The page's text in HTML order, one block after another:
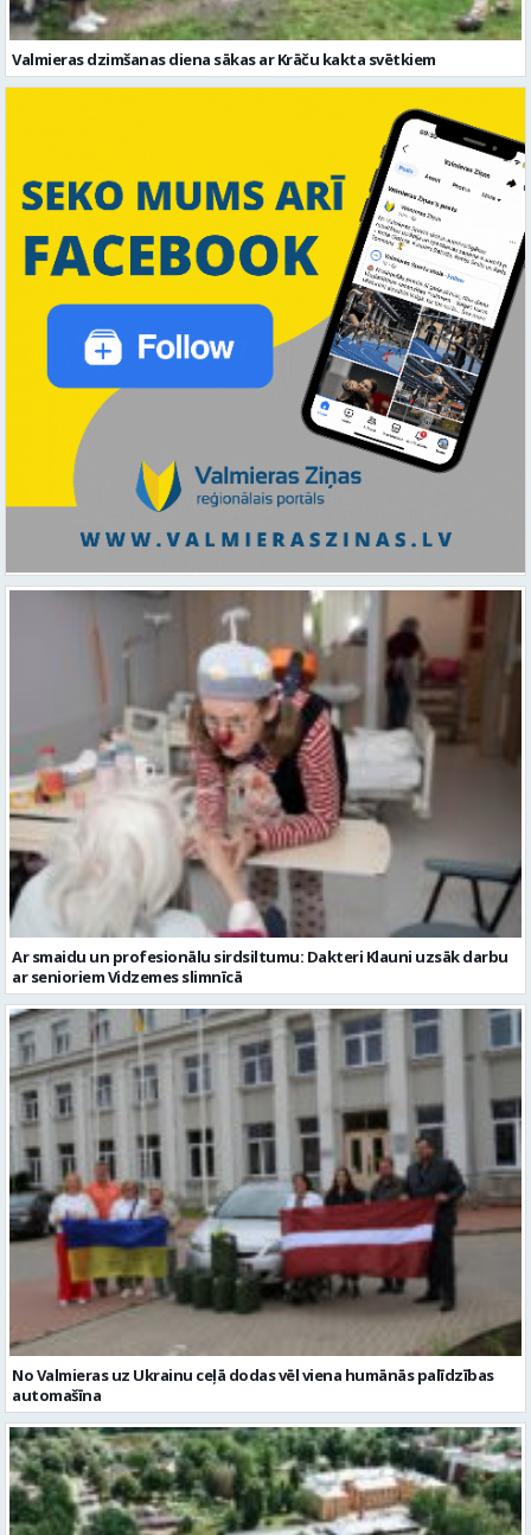
Valmieras dzimšanas diena sākas ar Krāču kakta svētkiem
Ar smaidu un profesionālu sirdsiltumu: Dakteri Klauni uzsāk darbu
ar senioriem Vidzemes slimnīcā
No Valmieras uz Ukrainu ceļā dodas vēl viena humānās palīdzības
automašīna